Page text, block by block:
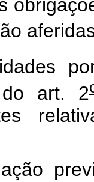
por
do art. 2